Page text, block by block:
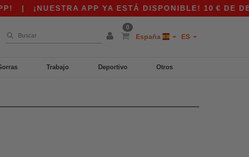
¡NUESTRA APP YA ESTÁ DISPONIBLE! 10 € DE
0
España ES
Trabajo Deportivo Otros